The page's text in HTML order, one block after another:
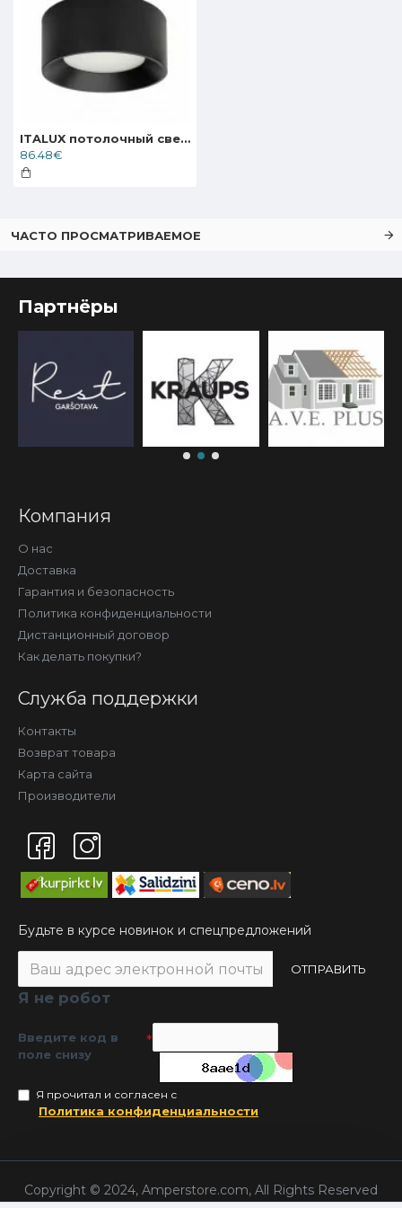
ITALUX потолочный светильник LED, 28W, 4000K, 2353lm, Sirius WG-608C/BJ-WW/MULTI
86.48€
ЧАСТО ПРОСМАТРИВАЕМОЕ
Партнёры
Компания
О нас
Доставка
Гарантия и безопасность
Политика конфиденциальности
Дистанционный договор
Как делать покупки?
Служба поддержки
Контакты
Возврат товара
Карта сайта
Производители
Будьте в курсе новинок и спецпредложений
ОТПРАВИТЬ
Я не робот
Введите код в
поле снизу
Я прочитал и согласен с
Политика конфиденциальности
Copyright © 2024, Amperstore.com, All Rights Reserved